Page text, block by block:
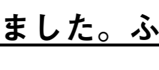
ふるさ